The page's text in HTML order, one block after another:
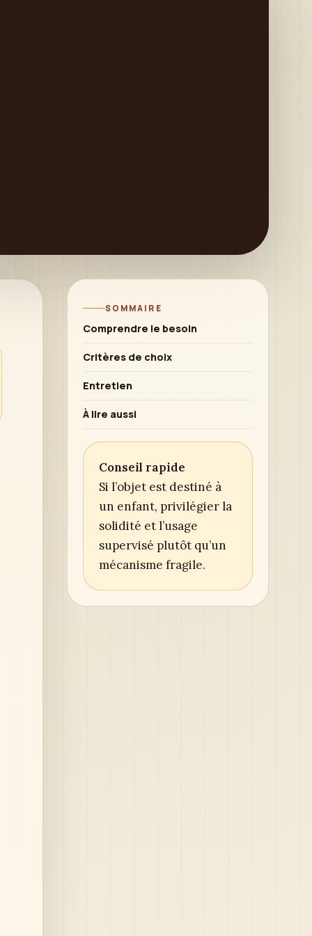
SOMMAIRE
Comprendre le besoin
Critères de choix
Entretien
À lire aussi
Conseil rapide
Si l’objet est destiné à
un enfant, privilégier la
solidité et l’usage
supervisé plutôt qu’un
mécanisme fragile.